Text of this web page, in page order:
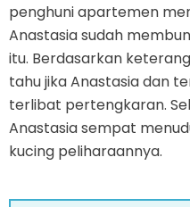
penghuni apartemen
Anastasia sudah
itu. Berdasarkan
tahu jika Anastasia dan
terlibat pertengkaran.
Anastasia sempat
kucing peliharaannya.